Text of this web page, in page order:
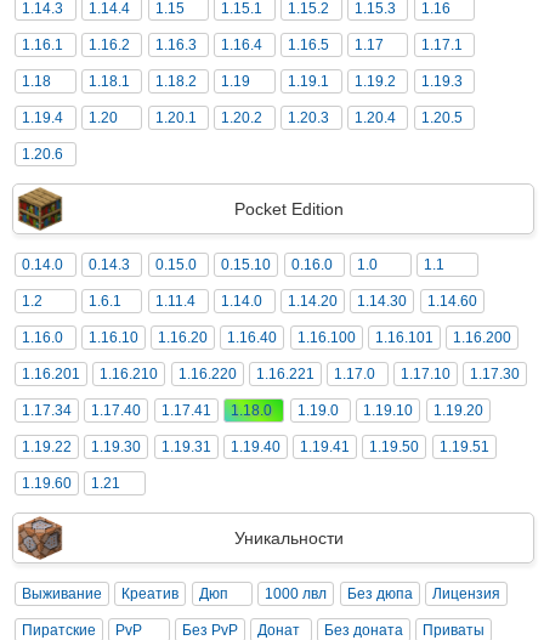
1.14.3 1.14.4 1.15 1.15.1 1.15.2 1.15.3 1.16
1.16.1 1.16.2 1.16.3 1.16.4 1.16.5 1.17 1.17.1
1.18 1.18.1 1.18.2 1.19 1.19.1 1.19.2 1.19.3
1.19.4 1.20 1.20.1 1.20.2 1.20.3 1.20.4 1.20.5
1.20.6
Pocket Edition
0.14.0 0.14.3 0.15.0 0.15.10 0.16.0 1.0 1.1
1.2 1.6.1 1.11.4 1.14.0 1.14.20 1.14.30 1.14.60
1.16.0 1.16.10 1.16.20 1.16.40 1.16.100 1.16.101 1.16.200
1.16.201 1.16.210 1.16.220 1.16.221 1.17.0 1.17.10 1.17.30
1.17.34 1.17.40 1.17.41 1.18.0 1.19.0 1.19.10 1.19.20
1.19.22 1.19.30 1.19.31 1.19.40 1.19.41 1.19.50 1.19.51
1.19.60 1.21
Уникальности
Выживание Креатив Дюп 1000 лвл Без дюпа Лицензия
Пиратские PvP Без PvP Донат Без доната Приваты